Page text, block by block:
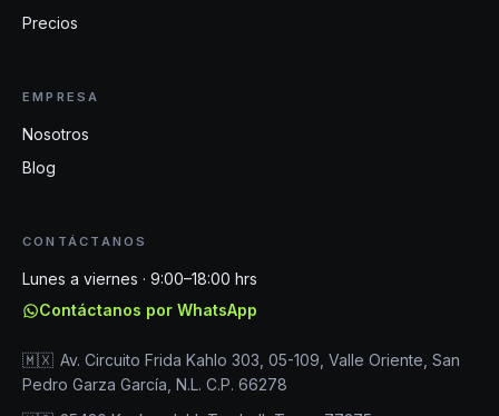
Precios
EMPRESA
Nosotros
Blog
CONTÁCTANOS
Lunes a viernes · 9:00–18:00 hrs
Contáctanos por WhatsApp
🇲🇽 Av. Circuito Frida Kahlo 303, 05-109, Valle Oriente, San
Pedro Garza García, N.L. C.P. 66278